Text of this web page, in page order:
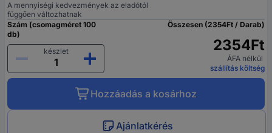
A mennyiségi kedvezmények az eladótól
függően változhatnak
Szám (csomagméret 100
db)
készlet
Összesen (2354Ft / Darab)
2354Ft
ÁFA nélkül
szállítás költség
Hozzáadás a kosárhoz
Ajánlatkérés